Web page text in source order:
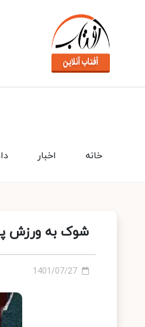
اخبار خانه
شوک به ورزش
1401/07/27